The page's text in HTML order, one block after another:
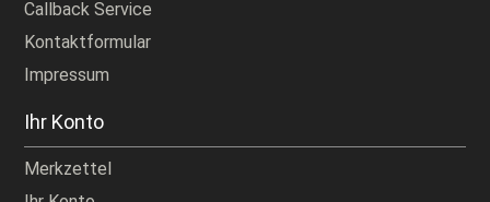
Callback Service
Kontaktformular
Impressum
Ihr Konto
Merkzettel